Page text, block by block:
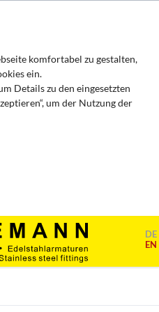
komfortabel zu gestalten,
ein.
Details zu den eingesetzten
um der Nutzung der
Aktionen, wie etwa das
zu übernehmen.
vor allem mit Cookies und mit
Die Analyse Ihres Surf-
DE
EN